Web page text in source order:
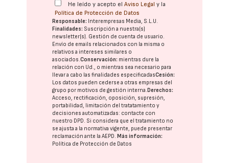
He leído y acepto elAviso Legal y la
Política de Protección de Datos
Responsable: Interempresas Media, S.L.U.
Finalidades: Suscripción a nuestra(s)
newsletter(s). Gestión de cuenta de usuario.
Envío de emails relacionados con la misma o
relativos a intereses similares o
asociados.Conservación: mientras dure la
relación con Ud., o mientras sea necesario para
llevar a cabo las finalidades especificadasCesión:
Los datos pueden cederse a otras empresas del
grupo por motivos de gestión interna. Derechos:
Acceso, rectificación, oposición, supresión,
portabilidad, limitación del tratatamiento y
decisiones automatizadas: contacte con
nuestro DPD. Si considera que el tratamiento no
se ajusta a la normativa vigente, puede presentar
reclamación ante laAEPD. Más información:
Política de Protección de Datos